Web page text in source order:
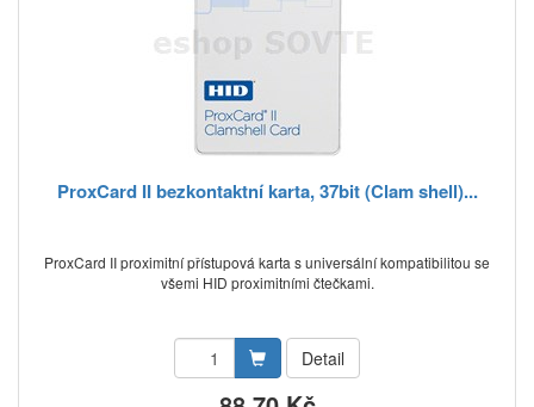
ProxCard II bezkontaktní karta, 37bit (Clam shell)...
ProxCard II proximitní přístupová karta s universální kompatibilitou se
všemi HID proximitními čtečkami.
Detail